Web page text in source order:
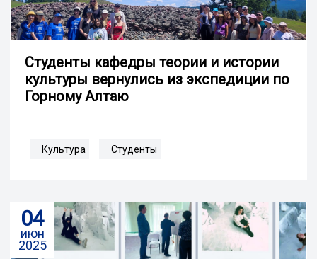
Студенты кафедры теории и истории
культуры вернулись из экспедиции по
Горному Алтаю
Культура Студенты
04
июн
2025